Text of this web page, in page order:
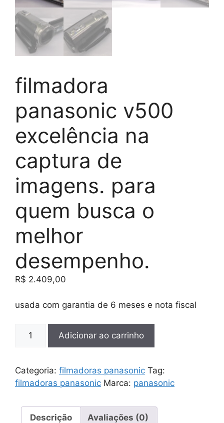
filmadora
panasonic v500
excelência na
captura de
imagens. para
quem busca o
melhor
desempenho.
R$ 2.409,00
usada com garantia de 6 meses e nota fiscal
filmadora
excelência
na
de
imagens.
Adicionar ao carrinho
Categoria: filmadoras panasonic Tag:
filmadoras panasonic Marca: panasonic
Descrição Avaliações (0)